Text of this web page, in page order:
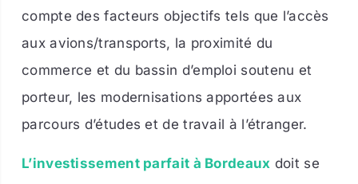
compte des facteurs objectifs tels que l’accès
aux avions/transports, la proximité du
commerce et du bassin d’emploi soutenu et
porteur, les modernisations apportées aux
parcours d’études et de travail à l’étranger.
L’investissement parfait à Bordeaux doit se